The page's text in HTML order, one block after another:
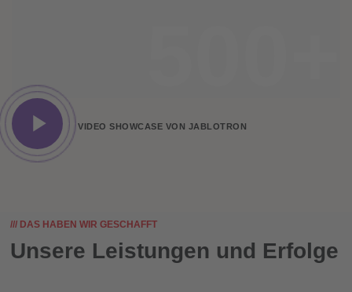
VIDEO SHOWCASE VON JABLOTRON
/// DAS HABEN WIR GESCHAFFT
Unsere Leistungen und Erfolge